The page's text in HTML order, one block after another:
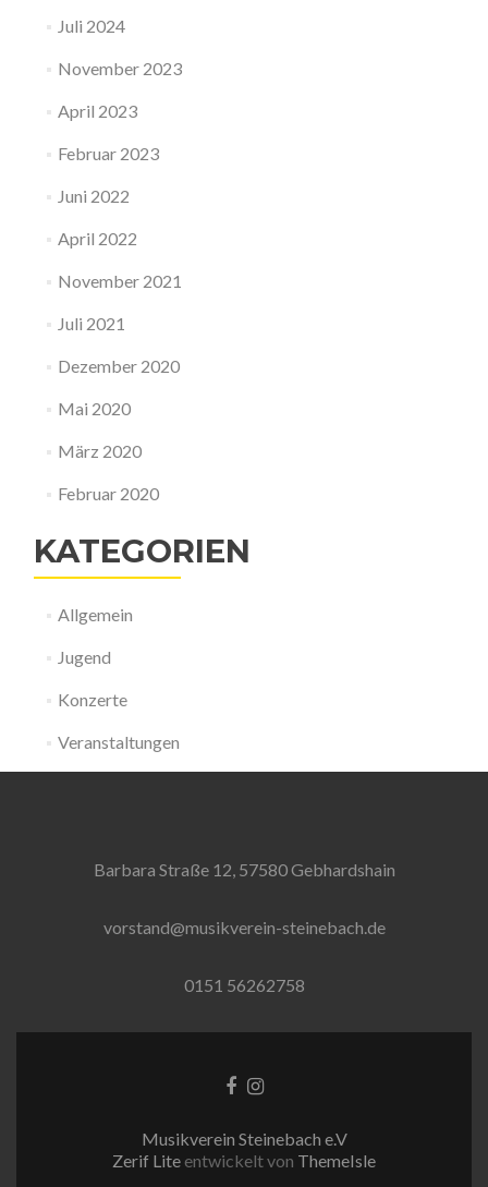
Juli 2024
November 2023
April 2023
Februar 2023
Juni 2022
April 2022
November 2021
Juli 2021
Dezember 2020
Mai 2020
März 2020
Februar 2020
KATEGORIEN
Allgemein
Jugend
Konzerte
Veranstaltungen
Barbara Straße 12, 57580 Gebhardshain
vorstand@musikverein-steinebach.de
0151 56262758
Facebook-
Instagram
Musikverein Steinebach e.V
Zerif Lite entwickelt von ThemeIsle